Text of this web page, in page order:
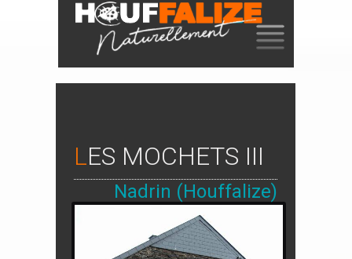
LES MOCHETS III
Nadrin (Houffalize)